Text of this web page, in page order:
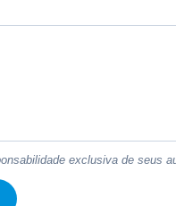
exclusiva de seus